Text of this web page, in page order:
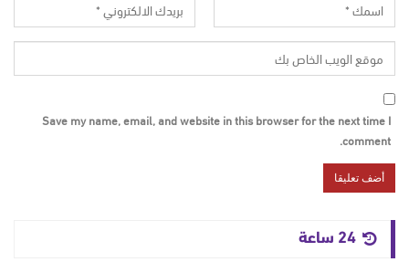
Save my name, email, and website in this browser for the next time I
comment.